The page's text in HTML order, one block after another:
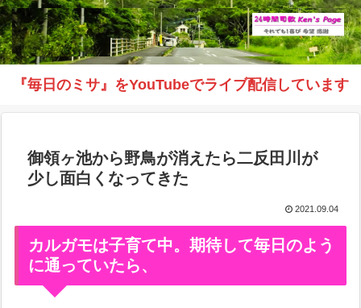
『毎日のミサ』をYouTubeでライブ配信しています
御領ヶ池から野鳥が消えたら二反田川が
少し面白くなってきた
2021.09.04
カルガモは子育て中。期待して毎日のよう
に通っていたら、